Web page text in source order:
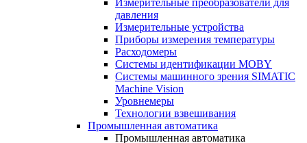
Измерительные преобразователи для
давления
Измерительные устройства
Приборы измерения температуры
Расходомеры
Системы идентификации MOBY
Системы машинного зрения SIMATIC
Machine Vision
Уровнемеры
Технологии взвешивания
Промышленная автоматика
Промышленная автоматика